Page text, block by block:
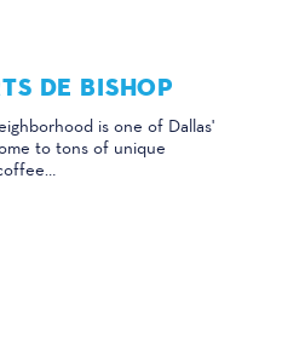
DE BISHOP
is one of Dallas'
to tons of unique